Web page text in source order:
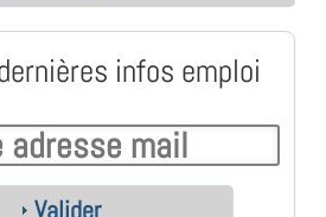
infos emploi
Valider